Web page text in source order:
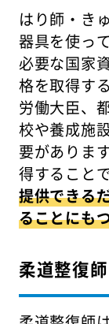
はり師・き
器具を使っ
必要な国家
格を取得す
労働大臣、
校や養成施
要がありま
得すること
提供できる
ることにも
柔道整復師